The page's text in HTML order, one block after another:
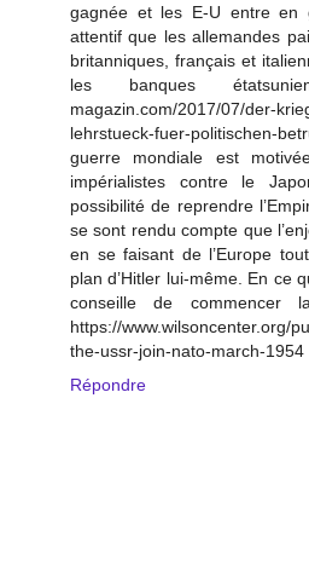
gagnée et les E-U entre en
attentif que les allemandes
britanniques, français et
les banques
magazin.com/2017/07/der-
lehrstueck-fuer-politischen-
guerre mondiale est
impérialistes contre le
possibilité de reprendre
se sont rendu compte que
en se faisant de l’Europe
plan d’Hitler lui-même. En ce
conseille de commencer
https://www.wilsoncenter.org/
the-ussr-join-nato-march-1954 .
Répondre